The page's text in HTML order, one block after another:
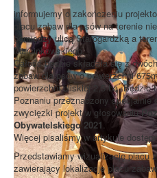
informujemy o zakończeniu
placu zabaw dla psów na terenie
pomiędzy ulicą Starogardzką a
Marcinkowskiego.
Całość będzie składała się z
zabaw dla psów o powierzchni
powierzchni bliskiej 2,5 ha. Będzie
Poznaniu przeznaczony
zwycięzki projekt w głosowaniu
Obywatelskiego 2021.
Więcej pisaliśmy w artykule
Przedstawiamy wizualizację placu
zawierający lokalizacje placu